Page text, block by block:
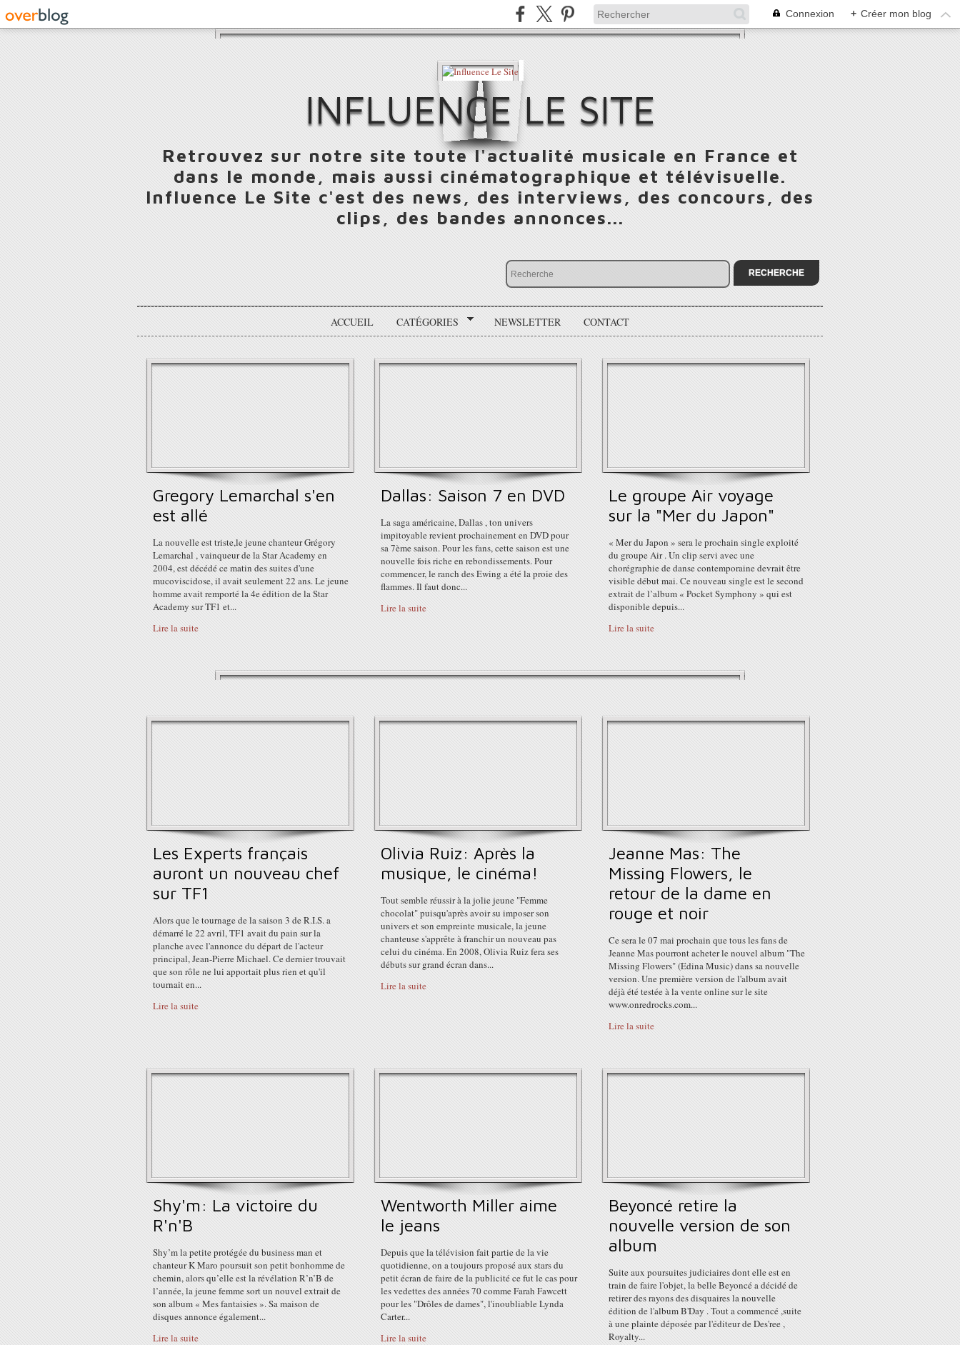
Connexion + Créer mon blog
INFLUENCE LE SITE
Retrouvez sur notre site toute l'actualité musicale en France et
dans le monde, mais aussi cinématographique et télévisuelle.
Influence Le Site c'est des news, des interviews, des concours, des
clips, des bandes annonces...
ACCUEIL CATÉGORIES NEWSLETTER CONTACT
Gregory Lemarchal s'en
est allé
La nouvelle est triste,le jeune chanteur Grégory
Lemarchal , vainqueur de la Star Academy en
2004, est décédé ce matin des suites d'une
mucoviscidose, il avait seulement 22 ans. Le jeune
homme avait remporté la 4e édition de la Star
Academy sur TF1 et...
Lire la suite
Dallas: Saison 7 en DVD
La saga américaine, Dallas , ton univers
impitoyable revient prochainement en DVD pour
sa 7ème saison. Pour les fans, cette saison est une
nouvelle fois riche en rebondissements. Pour
commencer, le ranch des Ewing a été la proie des
flammes. Il faut donc...
Lire la suite
Le groupe Air voyage
sur la "Mer du Japon"
« Mer du Japon » sera le prochain single exploité
du groupe Air . Un clip servi avec une
chorégraphie de danse contemporaine devrait être
visible début mai. Ce nouveau single est le second
extrait de l’album « Pocket Symphony » qui est
disponible depuis...
Lire la suite
Les Experts français
auront un nouveau chef
sur TF1
Alors que le tournage de la saison 3 de R.I.S. a
démarré le 22 avril, TF1 avait du pain sur la
planche avec l'annonce du départ de l'acteur
principal, Jean-Pierre Michael. Ce dernier trouvait
que son rôle ne lui apportait plus rien et qu'il
tournait en...
Lire la suite
Olivia Ruiz: Après la
musique, le cinéma!
Tout semble réussir à la jolie jeune "Femme
chocolat" puisqu'après avoir su imposer son
univers et son empreinte musicale, la jeune
chanteuse s'apprête à franchir un nouveau pas
celui du cinéma. En 2008, Olivia Ruiz fera ses
débuts sur grand écran dans...
Lire la suite
Jeanne Mas: The
Missing Flowers, le
retour de la dame en
rouge et noir
Ce sera le 07 mai prochain que tous les fans de
Jeanne Mas pourront acheter le nouvel album "The
Missing Flowers" (Edina Music) dans sa nouvelle
version. Une première version de l'album avait
déjà été testée à la vente online sur le site
www.onredrocks.com...
Lire la suite
Shy'm: La victoire du
R'n'B
Shy’m la petite protégée du business man et
chanteur K Maro poursuit son petit bonhomme de
chemin, alors qu’elle est la révélation R’n’B de
l’année, la jeune femme sort un nouvel extrait de
son album « Mes fantaisies ». Sa maison de
disques annonce également...
Lire la suite
Wentworth Miller aime
le jeans
Depuis que la télévision fait partie de la vie
quotidienne, on a toujours proposé aux stars du
petit écran de faire de la publicité ce fut le cas pour
les vedettes des années 70 comme Farah Fawcett
pour les "Drôles de dames", l'inoubliable Lynda
Carter...
Lire la suite
Beyoncé retire la
nouvelle version de son
album
Suite aux poursuites judiciaires dont elle est en
train de faire l'objet, la belle Beyoncé a décidé de
retirer des rayons des disquaires la nouvelle
édition de l'album B'Day . Tout a commencé ,suite
à une plainte déposée par l'éditeur de Des'ree ,
Royalty...